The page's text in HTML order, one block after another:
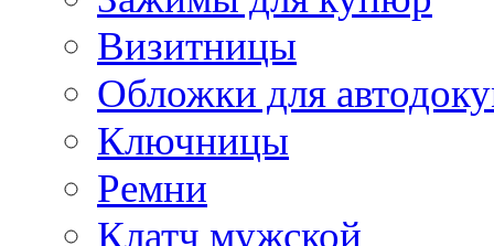
Визитницы
Обложки для
Ключницы
Ремни
Клатч мужской